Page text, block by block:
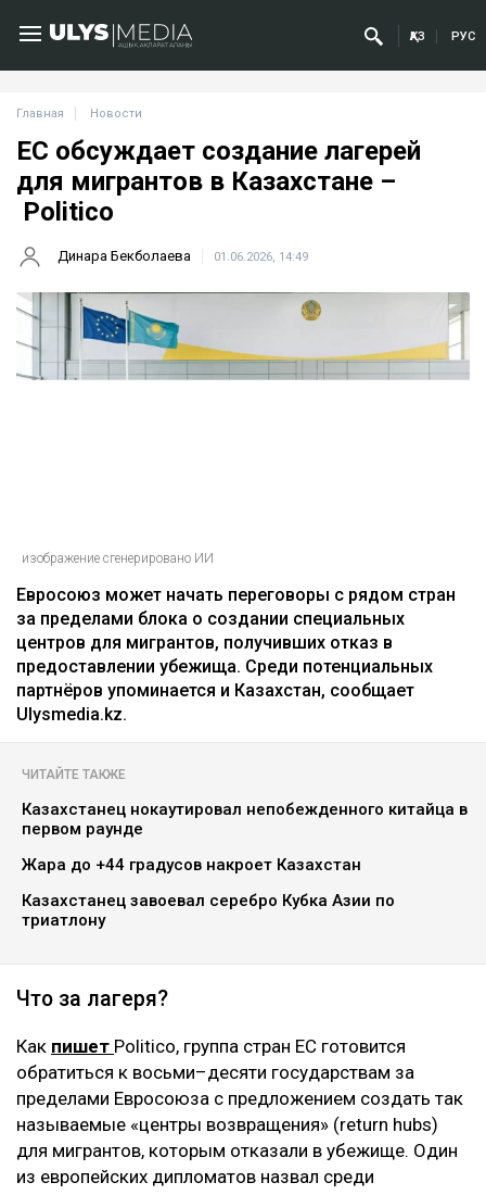
ҚАЗ РУС
Главная Новости
ЕС обсуждает создание лагерей
для мигрантов в Казахстане –
Politico
Динара Бекболаева 01.06.2026, 14:49
изображение сгенерировано ИИ
Евросоюз может начать переговоры с рядом стран
за пределами блока о создании специальных
центров для мигрантов, получивших отказ в
предоставлении убежища. Среди потенциальных
партнёров упоминается и Казахстан, сообщает
Ulysmedia.kz.
ЧИТАЙТЕ ТАКЖЕ
Казахстанец нокаутировал непобежденного китайца в
первом раунде
Жара до +44 градусов накроет Казахстан
Казахстанец завоевал серебро Кубка Азии по
триатлону
Что за лагеря?
Как пишет Politico, группа стран ЕС готовится
обратиться к восьми–десяти государствам за
пределами Евросоюза с предложением создать так
называемые «центры возвращения» (return hubs)
для мигрантов, которым отказали в убежище. Один
из европейских дипломатов назвал среди